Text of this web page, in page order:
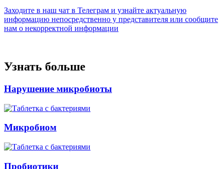
Заходите в наш чат в Телеграм и узнайте актуальную
информацию непосредственно у представителя или сообщите
нам о некорректной информации
Узнать больше
Нарушение микробиоты
Микробиом
Пробиотики